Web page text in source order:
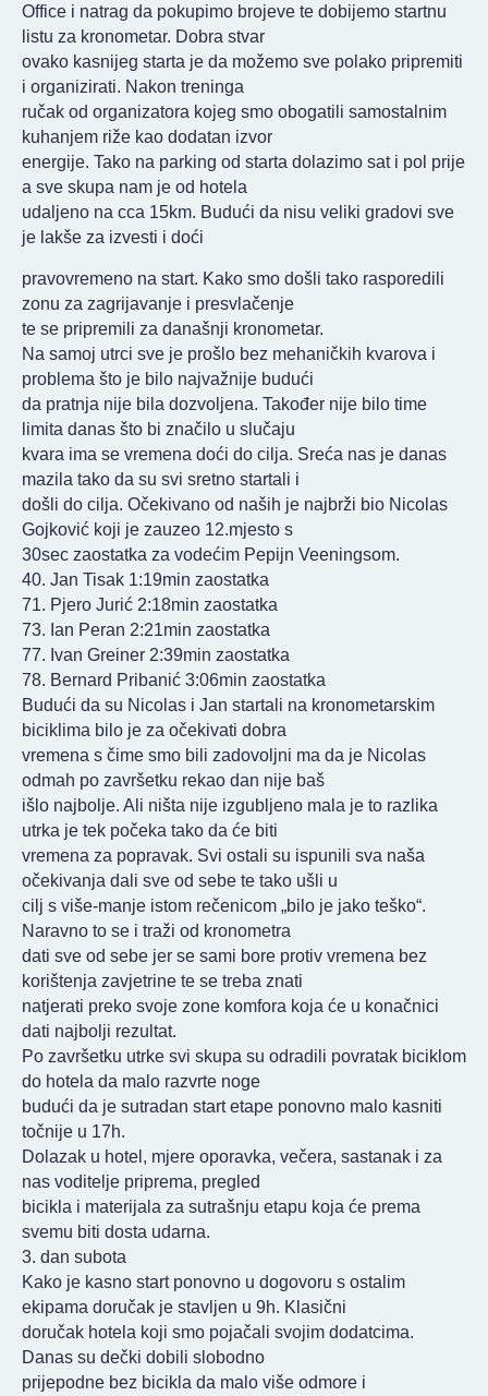
Office i natrag da pokupimo brojeve te dobijemo startnu
listu za kronometar. Dobra stvar
ovako kasnijeg starta je da možemo sve polako pripremiti
i organizirati. Nakon treninga
ručak od organizatora kojeg smo obogatili samostalnim
kuhanjem riže kao dodatan izvor
energije. Tako na parking od starta dolazimo sat i pol prije
a sve skupa nam je od hotela
udaljeno na cca 15km. Budući da nisu veliki gradovi sve
je lakše za izvesti i doći
pravovremeno na start. Kako smo došli tako rasporedili
zonu za zagrijavanje i presvlačenje
te se pripremili za današnji kronometar.
Na samoj utrci sve je prošlo bez mehaničkih kvarova i
problema što je bilo najvažnije budući
da pratnja nije bila dozvoljena. Također nije bilo time
limita danas što bi značilo u slučaju
kvara ima se vremena doći do cilja. Sreća nas je danas
mazila tako da su svi sretno startali i
došli do cilja. Očekivano od naših je najbrži bio Nicolas
Gojković koji je zauzeo 12.mjesto s
30sec zaostatka za vodećim Pepijn Veeningsom.
40. Jan Tisak 1:19min zaostatka
71. Pjero Jurić 2:18min zaostatka
73. Ian Peran 2:21min zaostatka
77. Ivan Greiner 2:39min zaostatka
78. Bernard Pribanić 3:06min zaostatka
Budući da su Nicolas i Jan startali na kronometarskim
biciklima bilo je za očekivati dobra
vremena s čime smo bili zadovoljni ma da je Nicolas
odmah po završetku rekao dan nije baš
išlo najbolje. Ali ništa nije izgubljeno mala je to razlika
utrka je tek počeka tako da će biti
vremena za popravak. Svi ostali su ispunili sva naša
očekivanja dali sve od sebe te tako ušli u
cilj s više-manje istom rečenicom „bilo je jako teško“.
Naravno to se i traži od kronometra
dati sve od sebe jer se sami bore protiv vremena bez
korištenja zavjetrine te se treba znati
natjerati preko svoje zone komfora koja će u konačnici
dati najbolji rezultat.
Po završetku utrke svi skupa su odradili povratak biciklom
do hotela da malo razvrte noge
budući da je sutradan start etape ponovno malo kasniti
točnije u 17h.
Dolazak u hotel, mjere oporavka, večera, sastanak i za
nas voditelje priprema, pregled
bicikla i materijala za sutrašnju etapu koja će prema
svemu biti dosta udarna.
3. dan subota
Kako je kasno start ponovno u dogovoru s ostalim
ekipama doručak je stavljen u 9h. Klasični
doručak hotela koji smo pojačali svojim dodatcima.
Danas su dečki dobili slobodno
prijepodne bez bicikla da malo više odmore i